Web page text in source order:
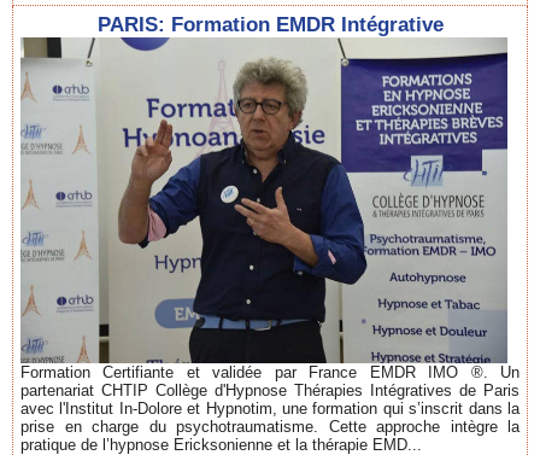
PARIS: Formation EMDR Intégrative
Formation Certifiante et validée par France EMDR IMO ®. Un
partenariat CHTIP Collège d'Hypnose Thérapies Intégratives de Paris
avec l'Institut In-Dolore et Hypnotim, une formation qui s’inscrit dans la
prise en charge du psychotraumatisme. Cette approche intègre la
pratique de l’hypnose Ericksonienne et la thérapie EMD...